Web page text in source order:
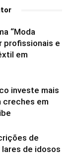
“Moda
profissionais e
em
investe mais
creches em
de
de idosos